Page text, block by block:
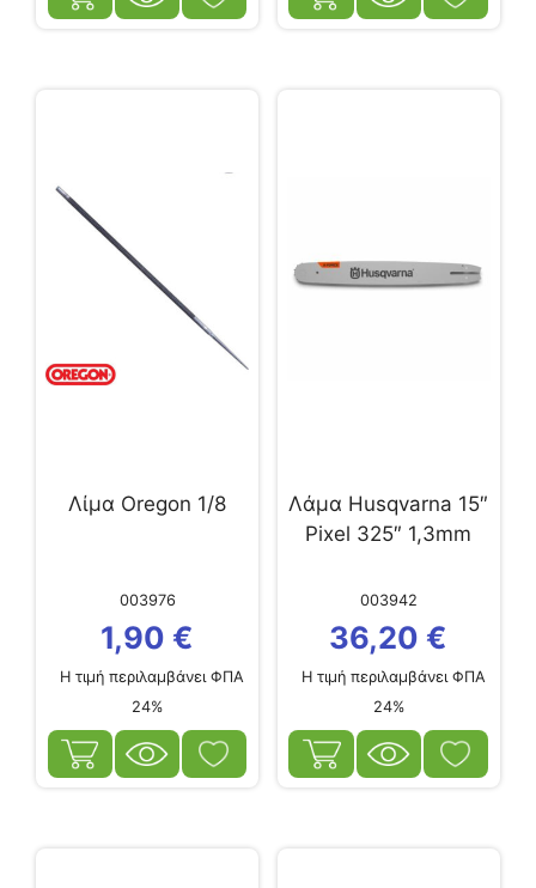
Λίμα Oregon 1/8
003976
1,90 €
Η τιμή περιλαμβάνει ΦΠΑ
24%
Λάμα Husqvarna 15″
Pixel 325″ 1,3mm
003942
36,20 €
Η τιμή περιλαμβάνει ΦΠΑ
24%